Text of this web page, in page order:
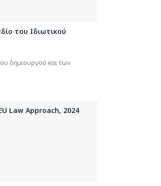
του Ιδιωτικού
δημιουργού και των
Law Approach, 2024